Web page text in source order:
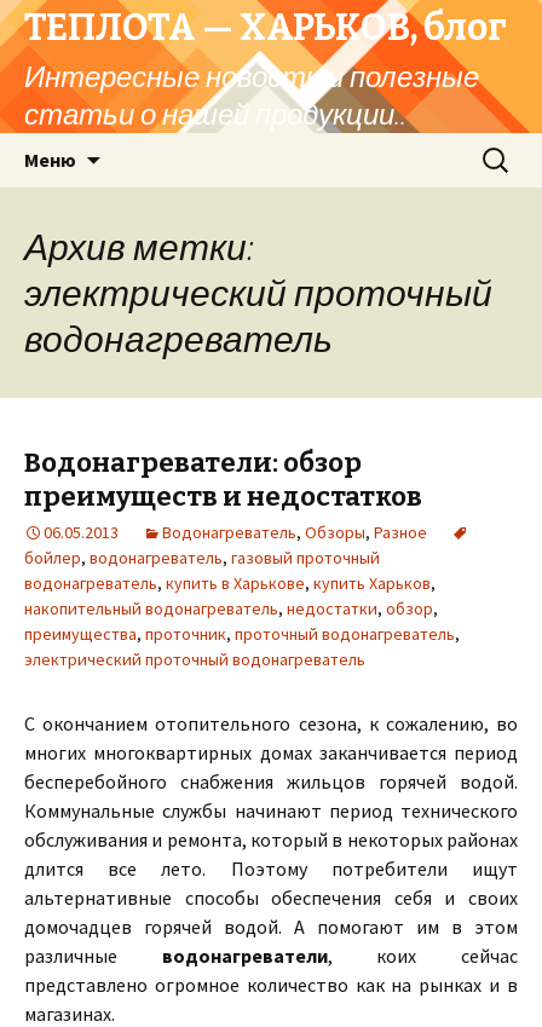
ТЕПЛОТА — ХАРЬКОВ, блог
Интересные новости и полезные
статьи о нашей продукции..
Меню Найти:
Архив метки:
электрический проточный
водонагреватель
Водонагреватели: обзор
преимуществ и недостатков
06.05.2013 Водонагреватель, Обзоры, Разное
бойлер, водонагреватель, газовый проточный
водонагреватель, купить в Харькове, купить Харьков,
накопительный водонагреватель, недостатки, обзор,
преимущества, проточник, проточный водонагреватель,
электрический проточный водонагреватель
С окончанием отопительного сезона, к сожалению, во
многих многоквартирных домах заканчивается период
бесперебойного снабжения жильцов горячей водой.
Коммунальные службы начинают период технического
обслуживания и ремонта, который в некоторых районах
длится все лето. Поэтому потребители ищут
альтернативные способы обеспечения себя и своих
домочадцев горячей водой. А помогают им в этом
различные водонагреватели, коих сейчас
представлено огромное количество как на рынках и в
магазинах.